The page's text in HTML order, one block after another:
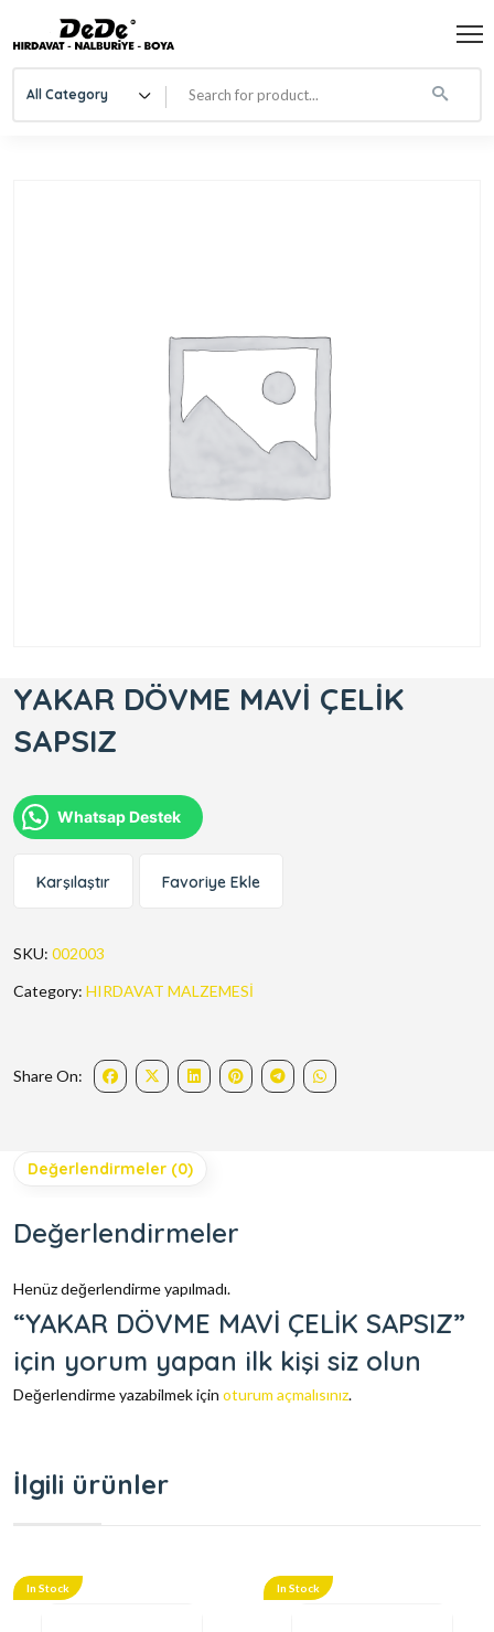
All Category
YAKAR DÖVME MAVİ ÇELİK
SAPSIZ
Whatsap Destek
Karşılaştır Favoriye Ekle
SKU: 002003
Category: HIRDAVAT MALZEMESİ
Share On:
Değerlendirmeler (0)
Değerlendirmeler
Henüz değerlendirme yapılmadı.
“YAKAR DÖVME MAVİ ÇELİK SAPSIZ”
için yorum yapan ilk kişi siz olun
Değerlendirme yazabilmek için oturum açmalısınız.
İlgili ürünler
In Stock In Stock